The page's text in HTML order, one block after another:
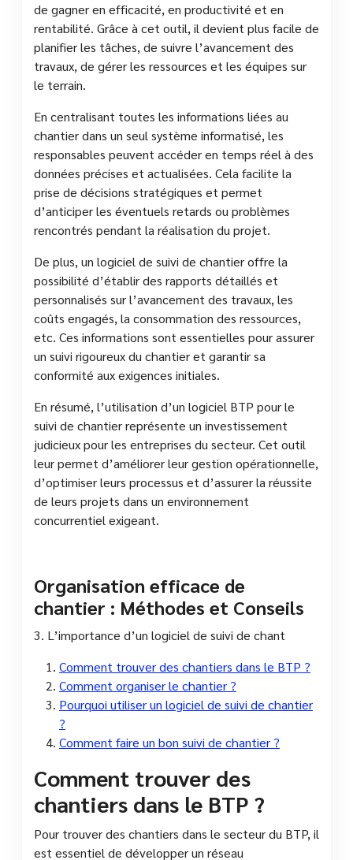
de gagner en efficacité, en productivité et en
rentabilité. Grâce à cet outil, il devient plus facile de
planifier les tâches, de suivre l’avancement des
travaux, de gérer les ressources et les équipes sur
le terrain.
En centralisant toutes les informations liées au
chantier dans un seul système informatisé, les
responsables peuvent accéder en temps réel à des
données précises et actualisées. Cela facilite la
prise de décisions stratégiques et permet
d’anticiper les éventuels retards ou problèmes
rencontrés pendant la réalisation du projet.
De plus, un logiciel de suivi de chantier offre la
possibilité d’établir des rapports détaillés et
personnalisés sur l’avancement des travaux, les
coûts engagés, la consommation des ressources,
etc. Ces informations sont essentielles pour assurer
un suivi rigoureux du chantier et garantir sa
conformité aux exigences initiales.
En résumé, l’utilisation d’un logiciel BTP pour le
suivi de chantier représente un investissement
judicieux pour les entreprises du secteur. Cet outil
leur permet d’améliorer leur gestion opérationnelle,
d’optimiser leurs processus et d’assurer la réussite
de leurs projets dans un environnement
concurrentiel exigeant.
Organisation efficace de
chantier : Méthodes et Conseils
3. L’importance d’un logiciel de suivi de chant
Comment trouver des chantiers dans le BTP ?
Comment organiser le chantier ?
Pourquoi utiliser un logiciel de suivi de chantier
?
Comment faire un bon suivi de chantier ?
Comment trouver des
chantiers dans le BTP ?
Pour trouver des chantiers dans le secteur du BTP, il
est essentiel de développer un réseau